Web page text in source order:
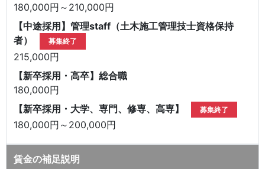
180,000円～210,000円
【中途採用】管理staff（土木施工管理技士資格保持
者）
募集終了
215,000円
【新卒採用・高卒】総合職
180,000円
【新卒採用・大学、専門、修専、高専】
募集終了
180,000円～200,000円
賃金の補足説明